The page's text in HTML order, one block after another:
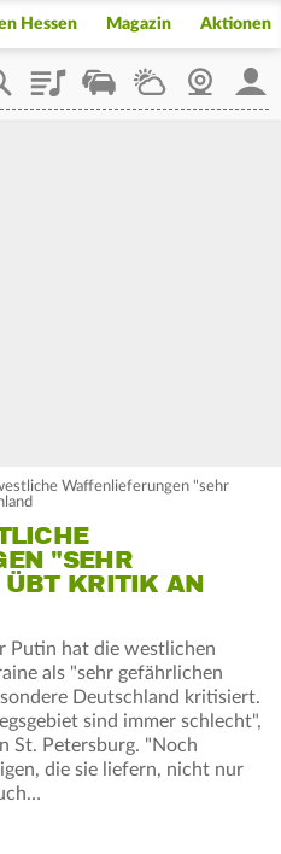
Hessen Magazin Aktionen
PlaylistStaupilotWetterWebcam
Waffenlieferungen "sehr
"SEHR
ÜBT KRITIK AN
Putin hat die westlichen
als "sehr gefährlichen
Deutschland kritisiert.
sind immer schlecht",
St. Petersburg. "Noch
die sie liefern, nicht nur